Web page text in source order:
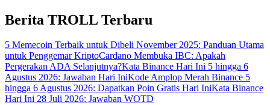
Berita TROLL Terbaru
5 Memecoin Terbaik untuk Dibeli November 2025: Panduan Utama
untuk Penggemar KriptoCardano Membuka IBC: Apakah
Pergerakan ADA Selanjutnya?Kata Binance Hari Ini 5 hingga 6
Agustus 2026: Jawaban Hari IniKode Amplop Merah Binance 5
hingga 6 Agustus 2026: Dapatkan Poin Gratis Hari IniKata Binance
Hari Ini 28 Juli 2026: Jawaban WOTD